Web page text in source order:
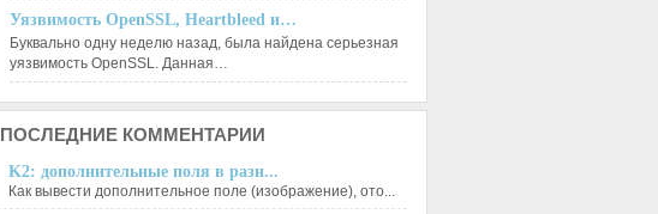
Уязвимость OpenSSL, Heartbleed и…
Буквально одну неделю назад, была найдена серьезная
уязвимость OpenSSL. Данная…
ПОСЛЕДНИЕ КОММЕНТАРИИ
K2: дополнительные поля в разн...
Как вывести дополнительное поле (изображение), ото...